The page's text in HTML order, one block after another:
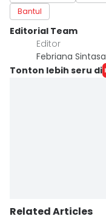
Bantul
Editorial Team
Editor
Febriana
Tonton lebih seru di
Related Articles